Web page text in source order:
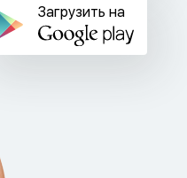
Загрузить на